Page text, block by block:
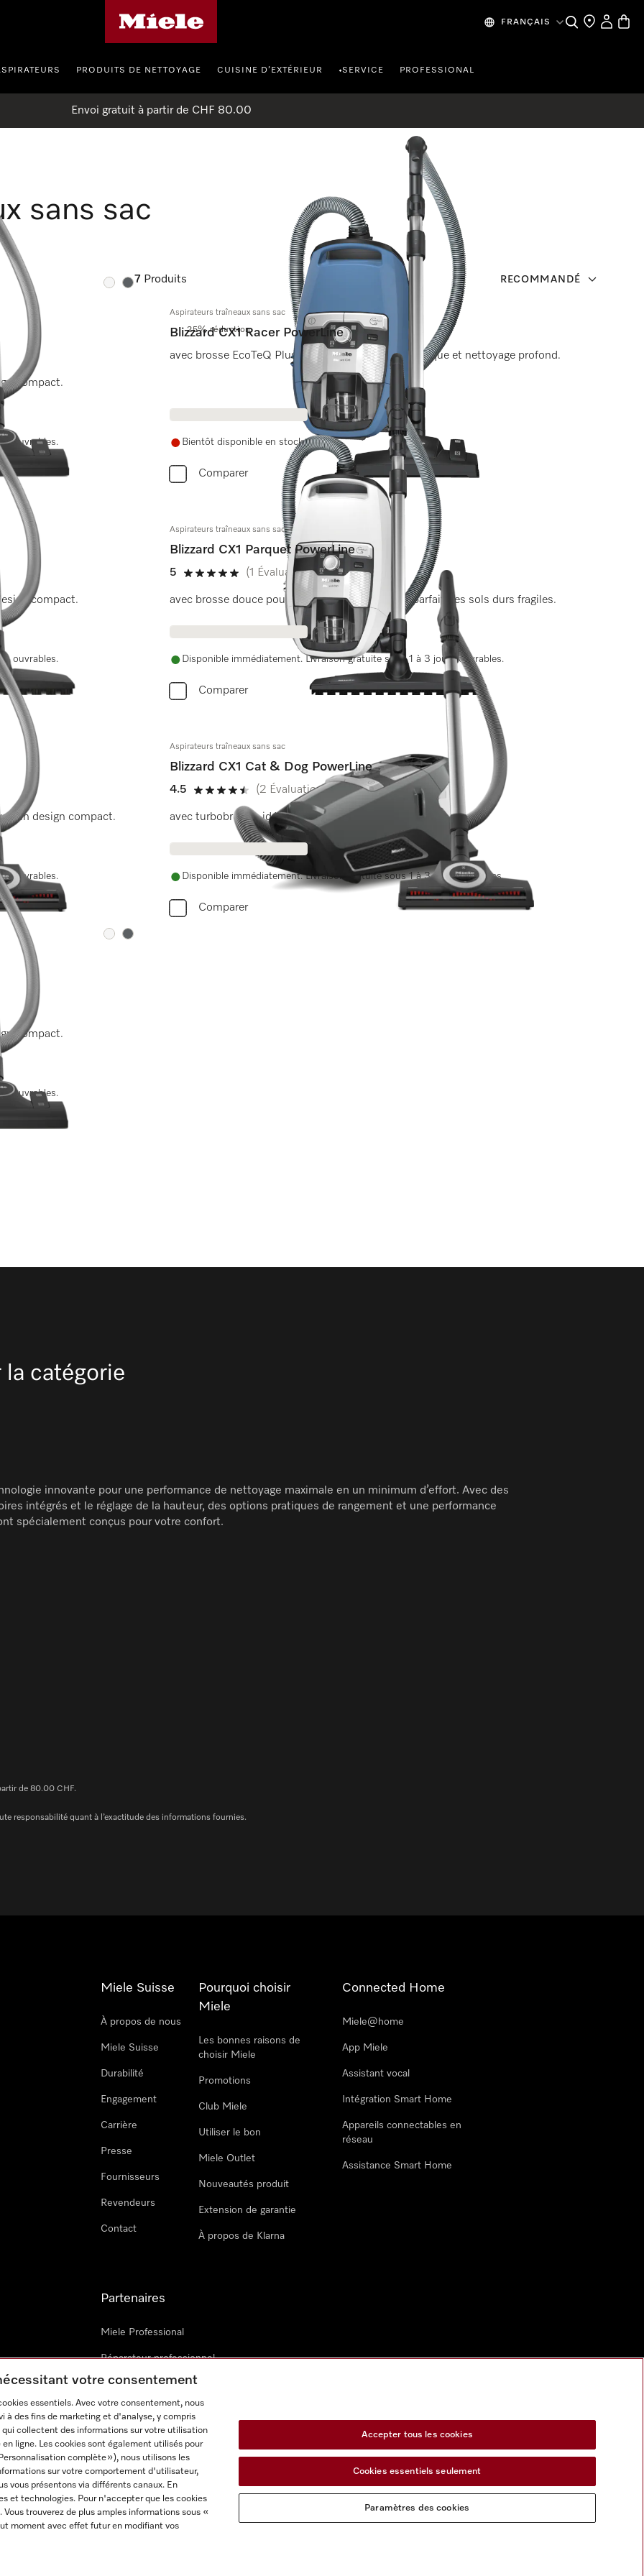
FRANÇAIS SearchFind a store
My
PRODUITS DE NETTOYAGE CUISINE D’EXTÉRIEUR •SERVICE PROFESSIONAL
Envoi gratuit à partir de CHF 80.00
sans sac
7 Produits RECOMMANDÉ
Couleur:
Couleur:
compact.
ouvrables.
25% réduction
Aspirateurs traîneaux sans sac
Blizzard CX1 Racer PowerLine
avec brosse EcoTeQ Plus alliant aspiration économique et nettoyage profond.
Bientôt disponible en stock.
Comparer
compact.
ouvrables.
Aspirateurs traîneaux sans sac
Blizzard CX1 Parquet PowerLine
5
5 de 5 étoiles
(1 Évaluation)
avec brosse douce pour parquet pour nettoyage parfait des sols durs fragiles.
Disponible immédiatement. Livraison gratuite sous 1 à 3 jours ouvrables.
Comparer
un design compact.
ouvrables.
Aspirateurs traîneaux sans sac
Blizzard CX1 Cat & Dog PowerLine
4.5
4.5 de 5 étoiles
(2 Évaluations)
avec turbobrosse, idéal pour les amis des animaux.
Disponible immédiatement. Livraison gratuite sous 1 à 3 jours ouvrables.
Comparer
Couleur:Couleur:
compact.
ouvrables.
la catégorie
innovante pour une performance de nettoyage maximale en un minimum d’effort. Avec des
intégrés et le réglage de la hauteur, des options pratiques de rangement et une performance
spécialement conçus pour votre confort.
de 80.00 CHF.
responsabilité quant à l’exactitude des informations fournies.
Miele Suisse
À propos de nous
Miele Suisse
Durabilité
Engagement
Carrière
Presse
Fournisseurs
Revendeurs
Contact
Pourquoi choisir
Miele
Les bonnes raisons de
choisir Miele
Promotions
Club Miele
Utiliser le bon
Miele Outlet
Nouveautés produit
Extension de garantie
À propos de Klarna
Connected Home
Miele@home
App Miele
Assistant vocal
Intégration Smart Home
Appareils connectables en
réseau
Assistance Smart Home
Partenaires
Miele Professional
Réparateur professionnel
Miele Marine
Architectes & promoteurs
Revendeurs
votre consentement
essentiels. Avec votre consentement, nous
à des fins de marketing et d'analyse, y compris
collectent des informations sur votre utilisation
ligne. Les cookies sont également utilisés pour
complète »), nous utilisons les
sur votre comportement d'utilisateur,
vous présentons via différents canaux. En
et technologies. Pour n'accepter que les cookies
trouverez de plus amples informations sous «
moment avec effet futur en modifiant vos
Accepter tous les cookies
Cookies essentiels seulement
Paramètres des cookies